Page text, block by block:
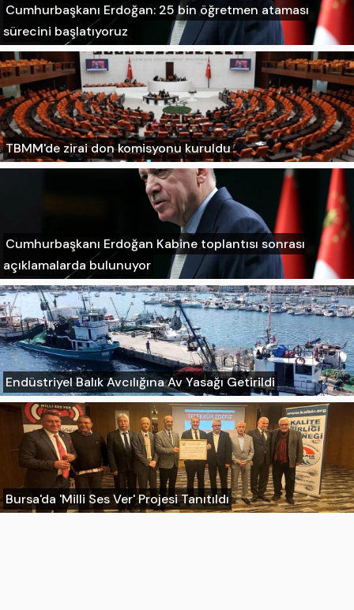
Cumhurbaşkanı Erdoğan: 25 bin öğretmen ataması
sürecini başlatıyoruz
TBMM'de zirai don komisyonu kuruldu
Cumhurbaşkanı Erdoğan Kabine toplantısı sonrası
açıklamalarda bulunuyor
Endüstriyel Balık Avcılığına Av Yasağı Getirildi
Bursa'da 'Milli Ses Ver' Projesi Tanıtıldı